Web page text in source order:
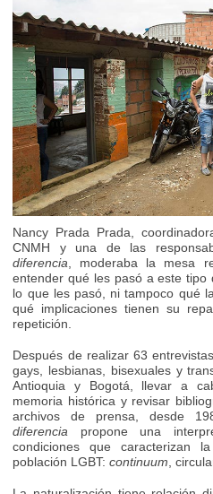
Nancy Prada Prada,
CNMH y una de las
diferencia , moderaba la mesa
entender qué les pasó a este
lo que les pasó, ni tampoco qué
qué implicaciones tienen su
repetición.
Después de realizar 63
gays, lesbianas, bisexuales y
Antioquia y Bogotá, llevar a
memoria histórica y revisar
archivos de prensa, desde
diferencia propone una
condiciones que caracterizan
población LGBT:continuum ,